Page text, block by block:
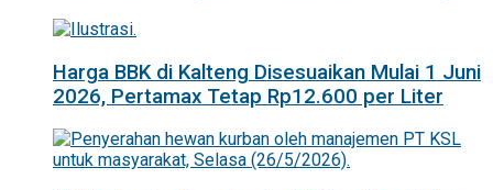
Harga BBK di Kalteng Disesuaikan Mulai 1 Juni
2026, Pertamax Tetap Rp12.600 per Liter